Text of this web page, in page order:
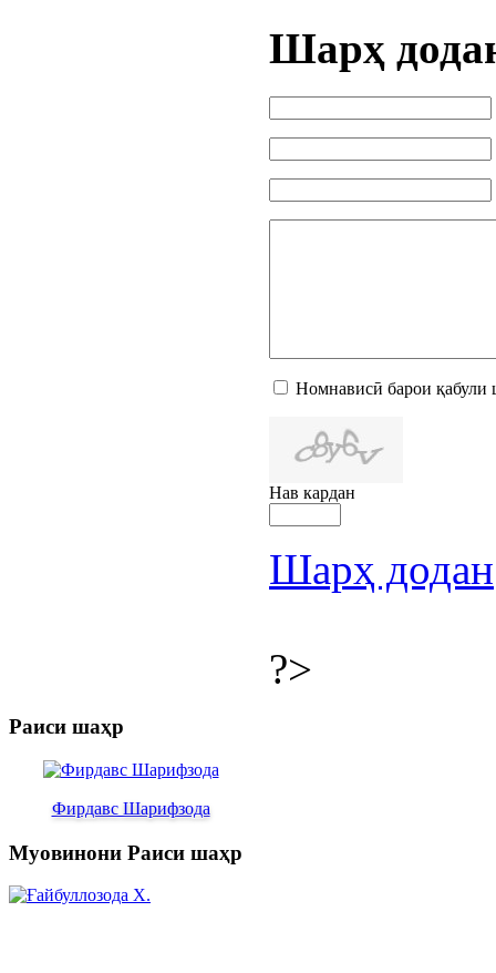
Шарҳ
Номнависӣ барои қабули
Нав кардан
Шарҳ додан
?>
Раиси шаҳр
Фирдавс Шарифзода
Муовинони Раиси шаҳр